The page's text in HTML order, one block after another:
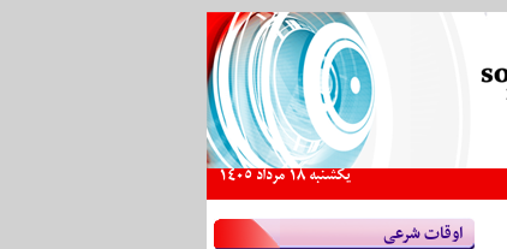
يكشنبه 18 مرداد 1405
اوقات شرعی